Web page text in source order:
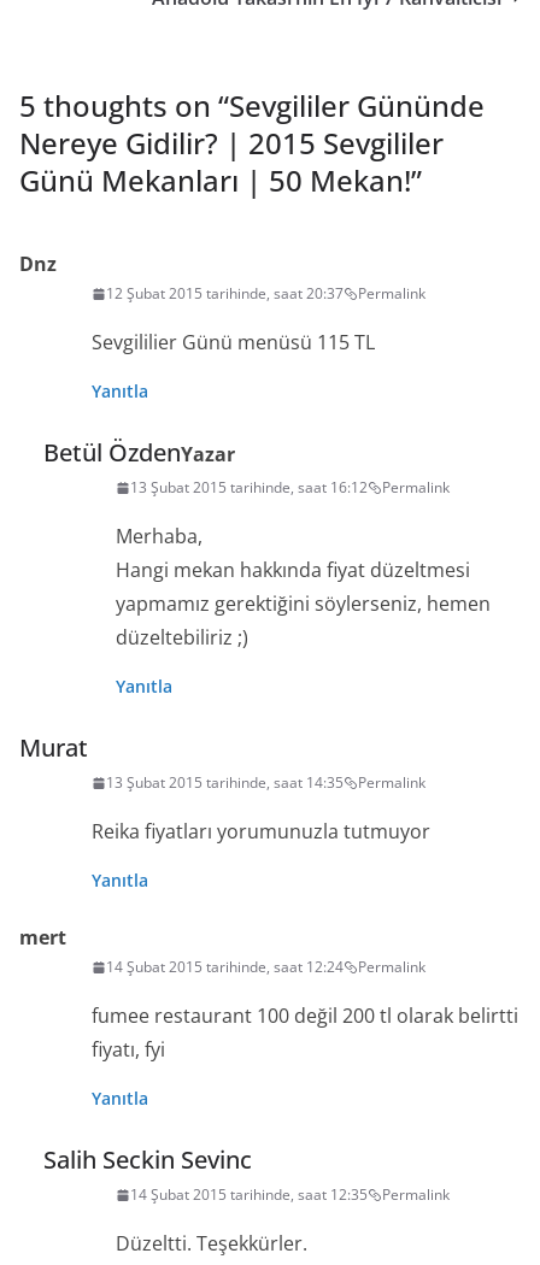
5 thoughts on “Sevgililer Gününde
Nereye Gidilir? | 2015 Sevgililer
Günü Mekanları | 50 Mekan!”
Dnz
12 Şubat 2015 tarihinde, saat 20:37 Permalink
Sevgililier Günü menüsü 115 TL
Yanıtla
Betül ÖzdenYazar
13 Şubat 2015 tarihinde, saat 16:12 Permalink
Merhaba,
Hangi mekan hakkında fiyat düzeltmesi
yapmamız gerektiğini söylerseniz, hemen
düzeltebiliriz ;)
Yanıtla
Murat
13 Şubat 2015 tarihinde, saat 14:35 Permalink
Reika fiyatları yorumunuzla tutmuyor
Yanıtla
mert
14 Şubat 2015 tarihinde, saat 12:24 Permalink
fumee restaurant 100 değil 200 tl olarak belirtti
fiyatı, fyi
Yanıtla
Salih Seckin Sevinc
14 Şubat 2015 tarihinde, saat 12:35 Permalink
Düzeltti. Teşekkürler.